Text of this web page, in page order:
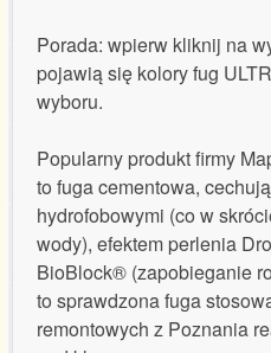
Porada: wpierw kliknij na
pojawią się kolory fug
wyboru.
Popularny produkt firmy
to fuga cementowa,
hydrofobowymi (co w
wody), efektem perlenia
BioBlock® (zapobieganie
to sprawdzona fuga
remontowych z Poznania